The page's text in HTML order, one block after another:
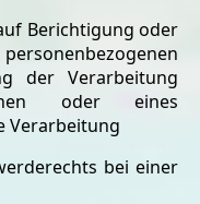
Berichtigung oder
der Verarbeitung
oder eines
Verarbeitung
bei einer